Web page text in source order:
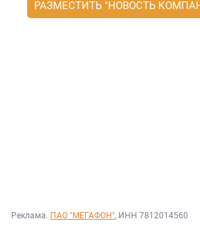
РАЗМЕСТИТЬ "НОВОСТЬ
Реклама. ПАО "МЕГАФОН", ИНН 7812014560